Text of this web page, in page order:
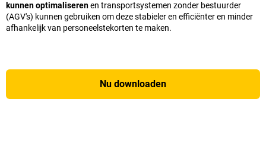
kunnen optimaliserenen transportsystemen zonder bestuurder
(AGV's) kunnen gebruiken om deze stabieler en efficiënter en minder
afhankelijk van personeelstekorten te maken.
Nu downloaden